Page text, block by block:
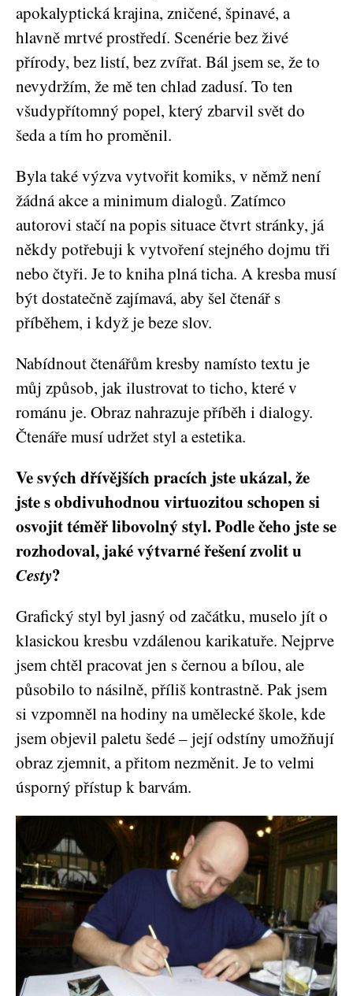
apokalyptická krajina, zničené, špinavé, a
hlavně mrtvé prostředí. Scenérie bez živé
přírody, bez listí, bez zvířat. Bál jsem se, že to
nevydržím, že mě ten chlad zadusí. To ten
všudypřítomný popel, který zbarvil svět do
šeda a tím ho proměnil.
Byla také výzva vytvořit komiks, v němž není
žádná akce a minimum dialogů. Zatímco
autorovi stačí na popis situace čtvrt stránky, já
někdy potřebuji k vytvoření stejného dojmu tři
nebo čtyři. Je to kniha plná ticha. A kresba musí
být dostatečně zajímavá, aby šel čtenář s
příběhem, i když je beze slov.
Nabídnout čtenářům kresby namísto textu je
můj způsob, jak ilustrovat to ticho, které v
románu je. Obraz nahrazuje příběh i dialogy.
Čtenáře musí udržet styl a estetika.
Ve svých dřívějších pracích jste ukázal, že
jste s obdivuhodnou virtuozitou schopen si
osvojit téměř libovolný styl. Podle čeho jste se
rozhodoval, jaké výtvarné řešení zvolit u
Cesty?
Grafický styl byl jasný od začátku, muselo jít o
klasickou kresbu vzdálenou karikatuře. Nejprve
jsem chtěl pracovat jen s černou a bílou, ale
působilo to násilně, příliš kontrastně. Pak jsem
si vzpomněl na hodiny na umělecké škole, kde
jsem objevil paletu šedé – její odstíny umožňují
obraz zjemnit, a přitom nezměnit. Je to velmi
úsporný přístup k barvám.